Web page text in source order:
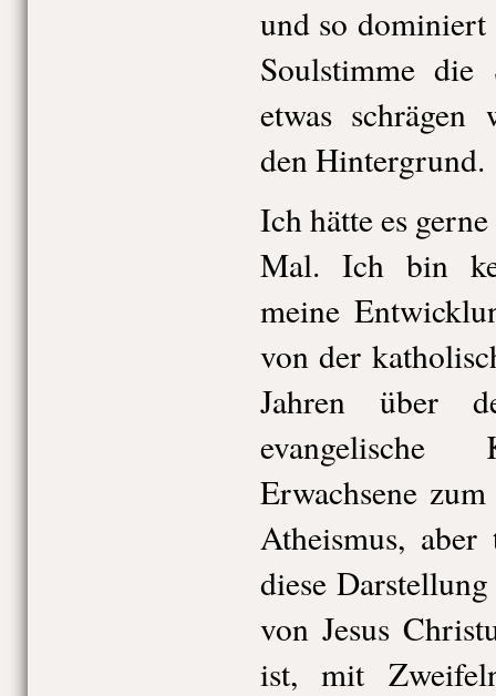
und so
Soulstimme
etwas
den Hintergrund.
Ich hätte es
Mal. Ich bin
meine
von der
Jahren über
Erwachsene
Atheismus,
diese
von Jesus
ist, mit